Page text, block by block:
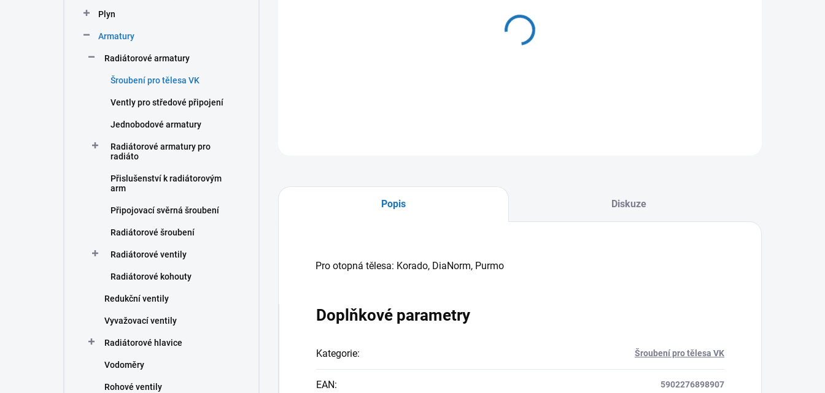
Plyn
Armatury
Radiátorové armatury
Šroubení pro tělesa VK
Vently pro středové připojení
Jednobodové armatury
Radiátorové armatury pro
radiáto
Přislušenství k radiátorovým
arm
Připojovací svěrná šroubení
Radiátorové šroubení
Radiátorové ventily
Radiátorové kohouty
Redukční ventily
Vyvažovací ventily
Radiátorové hlavice
Vodoměry
Rohové ventily
7.8.2026
MOŽNOSTI DORUČENÍ
Popis Diskuze
Pro otopná tělesa: Korado, DiaNorm, Purmo
Doplňkové parametry
Kategorie: Šroubení pro tělesa VK
EAN: 5902276898907